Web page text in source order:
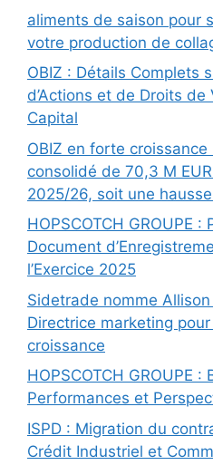
aliments de saison pour
votre production de
OBIZ : Détails Complets
d’Actions et de Droits
Capital
OBIZ en forte croissance
consolidé de 70,3 M
2025/26, soit une
HOPSCOTCH GROUPE
Document
l’Exercice 2025
Sidetrade nomme
Directrice marketing
croissance
HOPSCOTCH GROUPE
Performances et
ISPD : Migration du
Crédit Industriel et